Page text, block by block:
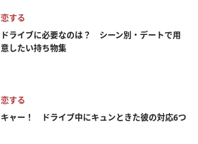
恋する
ドライブに必要なのは？ シーン別・デートで用
意したい持ち物集
恋する
キャー！ ドライブ中にキュンときた彼の対応6つ